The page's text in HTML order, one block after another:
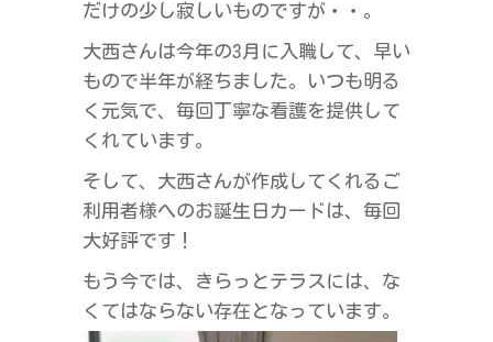
だけの少し寂しいものですが・・。
大西さんは今年の3月に入職して、早い
もので半年が経ちました。いつも明る
く元気で、毎回丁寧な看護を提供して
くれています。
そして、大西さんが作成してくれるご
利用者様へのお誕生日カードは、毎回
大好評です！
もう今では、きらっとテラスには、な
くてはならない存在となっています。